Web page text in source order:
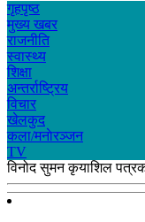
गृहपृष्ठ
मुख्य खबर
राजनीति
स्वास्थ्य
शिक्षा
अन्तर्राष्ट्रिय
विचार
खेलकुद
कला/मनाेरञ्जन
TV
विनोद सुमन कृयाशिल